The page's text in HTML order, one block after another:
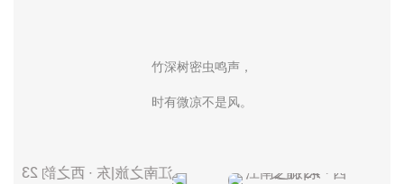
竹深树密虫鸣声，
时有微凉不是风。